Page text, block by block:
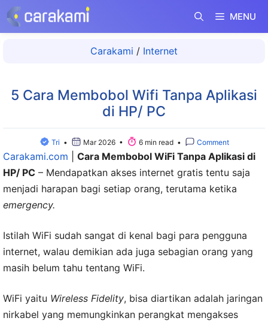
Langsung
ke
MENU
Carakami / Internet
5 Cara Membobol Wifi Tanpa Aplikasi
di HP/ PC
Tri • Mar 2026 • 6 min read • Comment
Carakami.com
Cara Membobol WiFi Tanpa Aplikasi di
HP/ PC – Mendapatkan akses internet gratis tentu saja
menjadi harapan bagi setiap orang, terutama ketika
emergency.
Istilah WiFi sudah sangat di kenal bagi para pengguna
internet, walau demikian ada juga sebagian orang yang
masih belum tahu tentang WiFi.
WiFi yaitu Wireless Fidelity, bisa diartikan adalah jaringan
nirkabel yang memungkinkan perangkat mengakses